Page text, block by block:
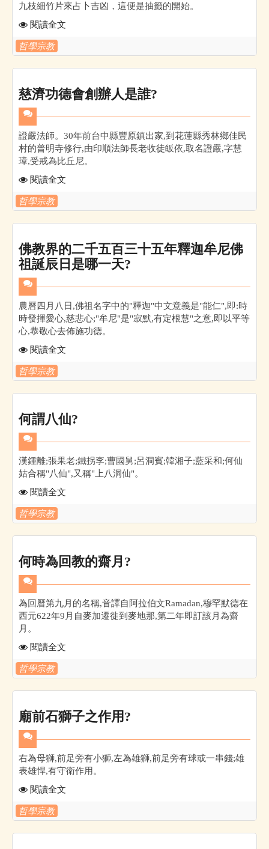
九枝細竹片來占卜吉凶，這便是抽籤的開始。
閱讀全文
哲學宗教
慈濟功德會創辦人是誰?
證嚴法師。30年前台中縣豐原鎮出家,到花蓮縣秀林鄉佳民
村的普明寺修行,由印順法師長老收徒皈依,取名證嚴,字慧
璋,受戒為比丘尼。
閱讀全文
哲學宗教
佛教界的二千五百三十五年釋迦牟尼佛
祖誕辰日是哪一天?
農曆四月八日,佛祖名字中的"釋迦"中文意義是"能仁",即:時
時發揮愛心,慈悲心;"牟尼"是"寂默,有定根慧"之意,即以平等
心,恭敬心去佈施功德。
閱讀全文
哲學宗教
何謂八仙?
漢鍾離;張果老;鐵拐李;曹國舅;呂洞賓;韓湘子;藍采和;何仙
姑合稱"八仙",又稱"上八洞仙"。
閱讀全文
哲學宗教
何時為回教的齋月?
為回曆第九月的名稱,音譯自阿拉伯文Ramadan,穆罕默德在
西元622年9月自麥加遷徙到麥地那,第二年即訂該月為齋
月。
閱讀全文
哲學宗教
廟前石獅子之作用?
右為母獅,前足旁有小獅,左為雄獅,前足旁有球或一串錢;雄
表雄悍,有守衛作用。
閱讀全文
哲學宗教